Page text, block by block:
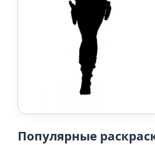
Популярные